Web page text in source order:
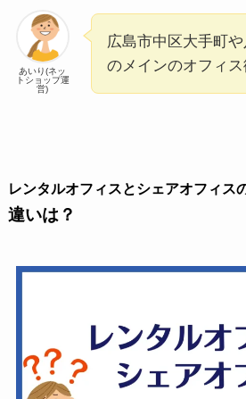
あいり(ネッ
トショップ運
営)
広島市中区大手町
のメインのオフィス
レンタルオフィスとシェアオフィス
違いは？